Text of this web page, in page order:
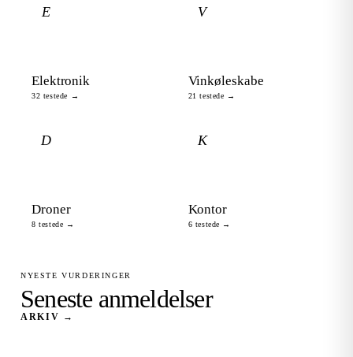
E
Elektronik
32 testede →
V
Vinkøleskabe
21 testede →
D
Droner
8 testede →
K
Kontor
6 testede →
NYESTE VURDERINGER
Seneste anmeldelser
ARKIV →